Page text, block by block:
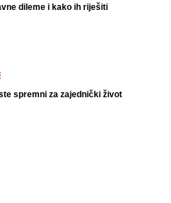
dileme i kako ih riješiti
spremni za zajednički život